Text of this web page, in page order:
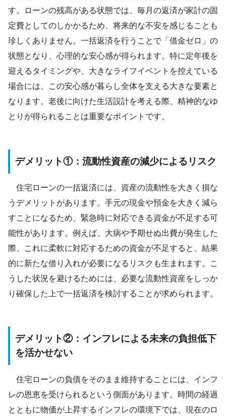
す。ローンの残高がある状態では、毎月の返済が家計の固
定費としてのしかかるため、将来的な不安を感じることも
珍しくありません。一括返済を行うことで「借金ゼロ」の
状態となり、心理的な安心感が得られます。特に定年後を
迎えるタイミングや、大きなライフイベントを控えている
場合には、この安心感が暮らし全体を支える大きな要素と
なります。老後に向けた生活設計を考える際、精神的なゆ
とりが得られることは重要なポイントです。
デメリット①：流動性資産の減少によるリスク
住宅ローンの一括返済には、資産の流動性を大きく損な
うデメリットがあります。手元の現金や預金を大きく減ら
すことになるため、緊急時に対応できる資金が不足する可
能性があります。例えば、大病や予期せぬ出費が発生した
際、これに柔軟に対応するための資金が不足すると、結果
的に新たな借り入れが必要になるリスクも生まれます。こ
うした状況を避けるためには、必要な流動性資産をしっか
り確保した上で一括返済を検討することが求められます。
デメリット②：インフレによる未来の負担低下
を活かせない
住宅ローンの負債をそのまま維持することには、インフ
レの恩恵を受けられるという側面があります。時間の経過
とともに物価が上昇するインフレの環境下では、現在のロ